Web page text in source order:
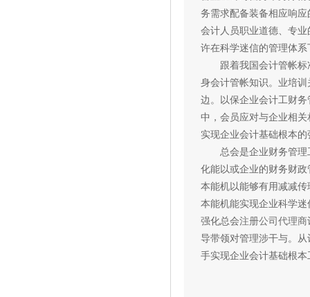
务需求配备装备相应响
会计人员职业道德、专
许在科学迷信的管理体
跟着我国会计管帐标
身会计管帐知识。业培训
边。以保企业会计工财
中，会员应对与企业相
实现企业会计基础根本的
总会是企业财务管理
化能以或企业的财务财政
本能机以能够有用减减
本能机能实现企业科学
强化总会注册公司代理商
导带领对管理涉干与。
手实现企业会计基础根